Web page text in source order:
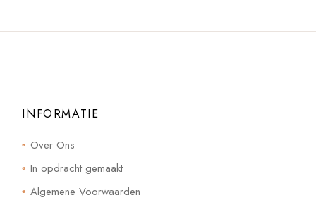
INFORMATIE
Over Ons
In opdracht gemaakt
Algemene Voorwaarden